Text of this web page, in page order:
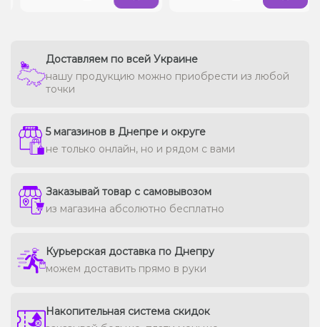
Доставляем по всей Украине
нашу продукцию можно приобрести из любой
точки
5 магазинов в Днепре и округе
не только онлайн, но и рядом с вами
Заказывай товар с самовывозом
из магазина абсолютно бесплатно
Курьерская доставка по Днепру
можем доставить прямо в руки
Накопительная система скидок